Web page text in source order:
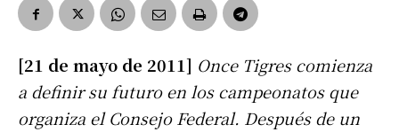
[21 de mayo de 2011] Once Tigres comienza
a definir su futuro en los campeonatos que
organiza el Consejo Federal. Después de un